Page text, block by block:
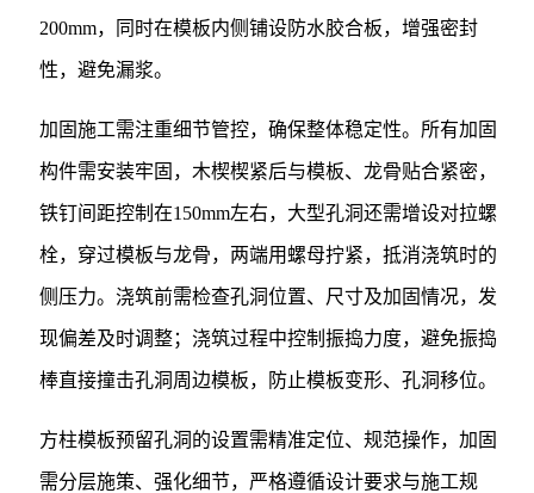
200mm，同时在模板内侧铺设防水胶合板，增强密封
性，避免漏浆。
加固施工需注重细节管控，确保整体稳定性。所有加固
构件需安装牢固，木楔楔紧后与模板、龙骨贴合紧密，
铁钉间距控制在150mm左右，大型孔洞还需增设对拉螺
栓，穿过模板与龙骨，两端用螺母拧紧，抵消浇筑时的
侧压力。浇筑前需检查孔洞位置、尺寸及加固情况，发
现偏差及时调整；浇筑过程中控制振捣力度，避免振捣
棒直接撞击孔洞周边模板，防止模板变形、孔洞移位。
方柱模板预留孔洞的设置需精准定位、规范操作，加固
需分层施策、强化细节，严格遵循设计要求与施工规